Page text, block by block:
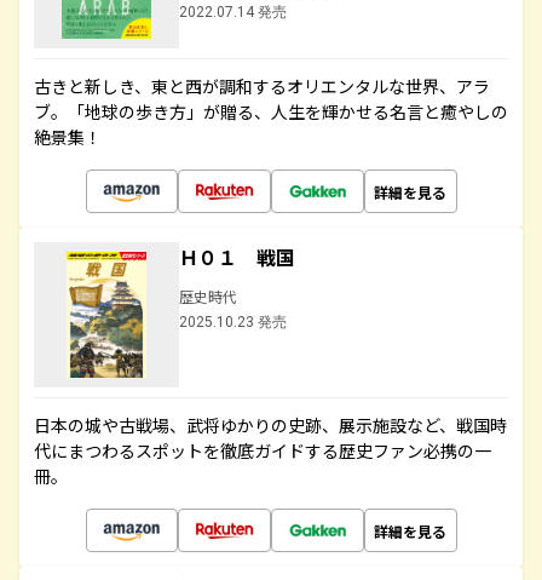
2022.07.14 発売
古きと新しき、東と西が調和するオリエンタルな世界、アラ
ブ。「地球の歩き方」が贈る、人生を輝かせる名言と癒やしの
絶景集！
詳細を見る
Ｈ０１ 戦国
歴史時代
2025.10.23 発売
日本の城や古戦場、武将ゆかりの史跡、展示施設など、戦国時
代にまつわるスポットを徹底ガイドする歴史ファン必携の一
冊。
詳細を見る